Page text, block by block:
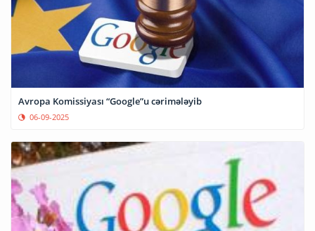
Avropa Komissiyası “Google”u cərimələyib
06-09-2025